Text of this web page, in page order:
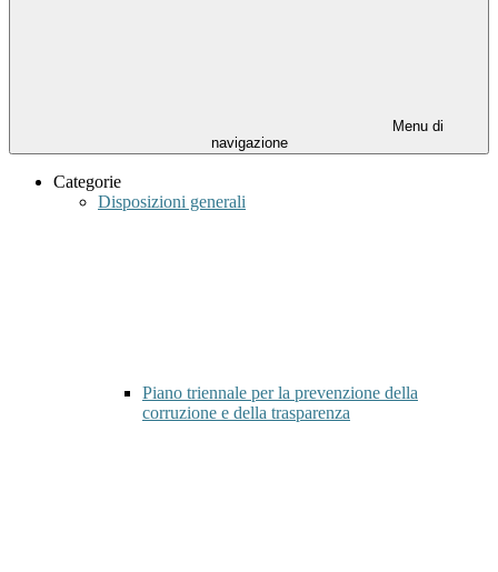
Menu di
navigazione
Categorie
Disposizioni generali
Piano triennale per la prevenzione della
corruzione e della trasparenza